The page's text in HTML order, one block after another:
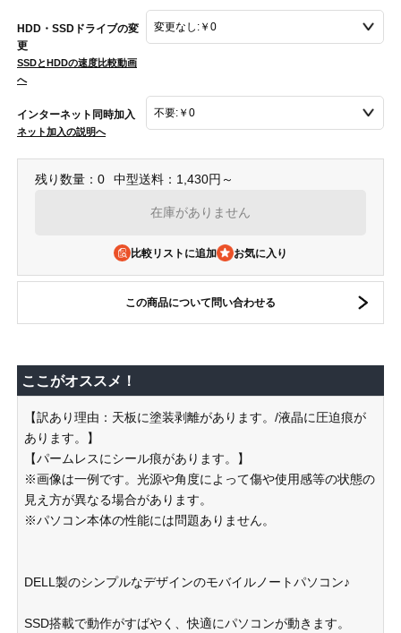
HDD・SSDドライブの変
更
SSDとHDDの速度比較動画
へ
インターネット同時加入
ネット加入の説明へ
残り数量：0 中型送料：1,430円～
在庫がありません
比較リストに追加
この商品について問い合わせる
ここがオススメ！
【訳あり理由：天板に塗装剥離があります。/液晶に圧迫痕が
あります。】
【パームレスにシール痕があります。】
※画像は一例です。光源や角度によって傷や使用感等の状態の
見え方が異なる場合があります。
※パソコン本体の性能には問題ありません。
DELL製のシンプルなデザインのモバイルノートパソコン♪
SSD搭載で動作がすばやく、快適にパソコンが動きます。